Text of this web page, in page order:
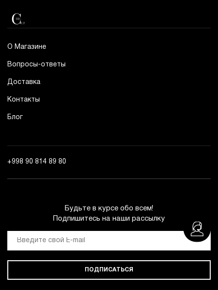
О Магазине
Вопросы-ответы
Доставка
Контакты
Блог
+998 90 814 89 80
Будьте в курсе обо всем!
Подпишитесь на наши рассылку
ПОДПИСАТЬСЯ